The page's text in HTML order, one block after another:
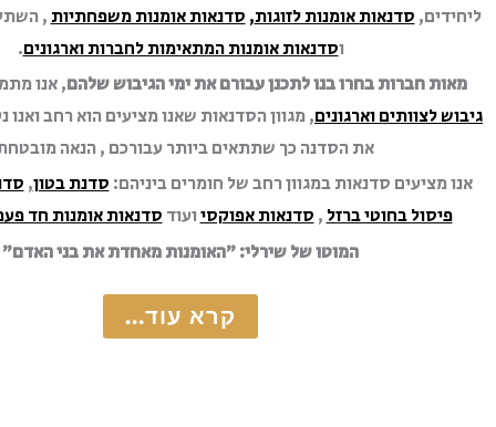
ליחידים,סדנאות אומנות לזוגות,סדנאות אומנות משפחתיות,
וסדנאות אומנות המתאימות לחברות וארגונים.
מאות חברות בחרו בנו לתכנן עבורם את ימי הגיבוש שלהם, אנו
גיבוש לצוותים וארגונים, מגוון הסדנאות שאנו מציעים הוא רחב ואנו
את הסדנה כך שתתאים ביותר עבורכם , הנאה
אנו מציעים סדנאות במגוון רחב של חומרים ביניהם:סדנת בטון,
פיסול בחוטי ברזל,סדנאות אפוקסיועודסדנאות אומנות חד
המוטו של שירלי: ״האומנות מאחדת את בני האדם״
קרא עוד...